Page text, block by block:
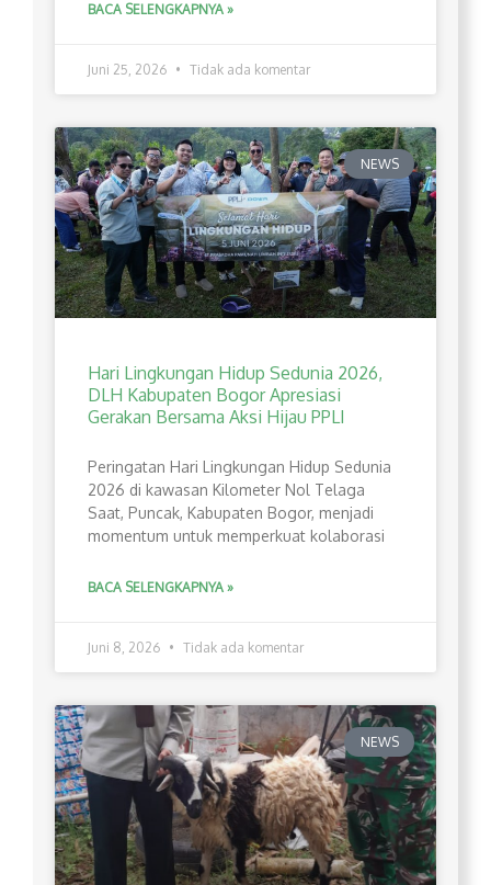
BACA SELENGKAPNYA »
Juni 25, 2026 Tidak ada komentar
NEWS
Hari Lingkungan Hidup Sedunia 2026,
DLH Kabupaten Bogor Apresiasi
Gerakan Bersama Aksi Hijau PPLI
Peringatan Hari Lingkungan Hidup Sedunia
2026 di kawasan Kilometer Nol Telaga
Saat, Puncak, Kabupaten Bogor, menjadi
momentum untuk memperkuat kolaborasi
BACA SELENGKAPNYA »
Juni 8, 2026 Tidak ada komentar
NEWS